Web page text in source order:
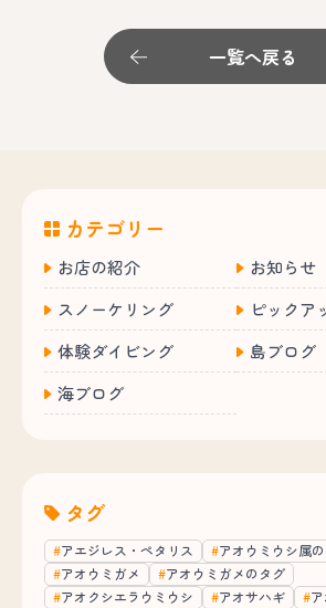
一覧へ戻る
カテゴリー
お店の紹介
お知らせ
スノーケリング
ピックア
体験ダイビング
島ブログ
海ブログ
タグ
アエジレス・ペタリス
アオウミウシ属
アオウミガメ
アオウミガメのタグ
アオクシエラウミウシ
アオサハギ